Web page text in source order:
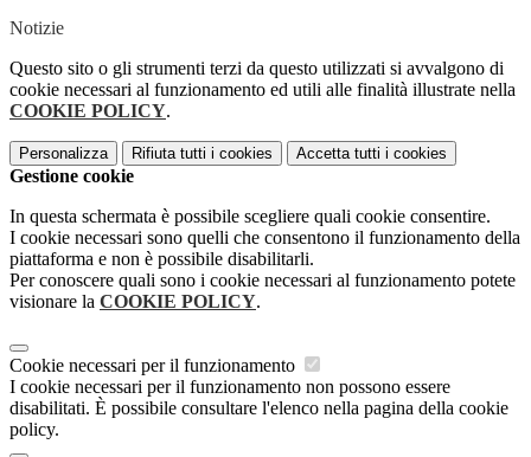
Notizie
Questo sito o gli strumenti terzi da questo utilizzati si avvalgono di
cookie necessari al funzionamento ed utili alle finalità illustrate nella
COOKIE POLICY.
Personalizza Rifiuta tutti i cookies Accetta tutti i cookies
Gestione cookie
In questa schermata è possibile scegliere quali cookie consentire.
I cookie necessari sono quelli che consentono il funzionamento della
piattaforma e non è possibile disabilitarli.
Per conoscere quali sono i cookie necessari al funzionamento potete
visionare la COOKIE POLICY.
Cookie necessari per il funzionamento
I cookie necessari per il funzionamento non possono essere
disabilitati. È possibile consultare l'elenco nella pagina della cookie
policy.